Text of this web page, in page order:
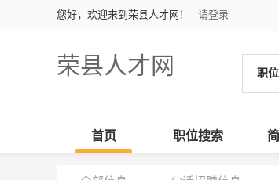
您好，欢迎来到荣县人才网！ 请登录
荣县人才网 职位
首页 职位搜索